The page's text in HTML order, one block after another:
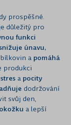
prospěšné.
důležitý pro
funkci
únavu,
a pomáhá
produkci
a pocity
dodržování
svůj den,
a lepší